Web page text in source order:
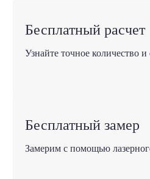
Бесплатный расчет
Узнайте точное количество и
Бесплатный замер
Замерим с помощью